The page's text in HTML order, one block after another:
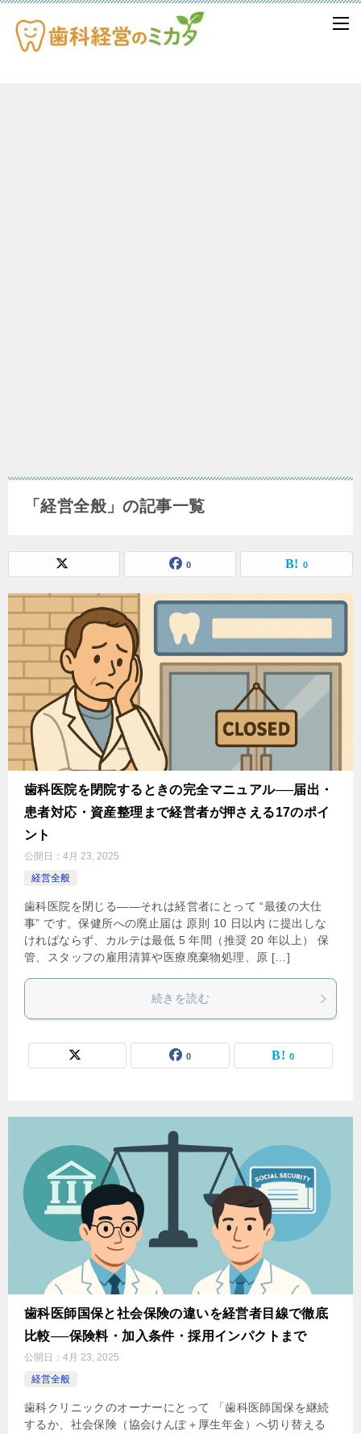
「経営全般」の記事一覧
0 0
歯科医院を閉院するときの完全マニュアル──届出・
患者対応・資産整理まで経営者が押さえる17のポイ
ント
公開日： 4月 23, 2025
経営全般
歯科医院を閉じる――それは経営者にとって “最後の大仕
事” です。保健所への廃止届は 原則 10 日以内 に提出しな
ければならず、カルテは最低 5 年間（推奨 20 年以上） 保
管、スタッフの雇用清算や医療廃棄物処理、原 […]
続きを読む
0 0
歯科医師国保と社会保険の違いを経営者目線で徹底
比較──保険料・加入条件・採用インパクトまで
公開日： 4月 23, 2025
経営全般
歯科クリニックのオーナーにとって 「歯科医師国保を継続
するか、社会保険（協会けんぽ＋厚生年金）へ切り替える